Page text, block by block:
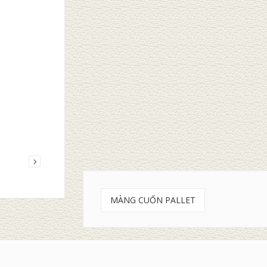
THÙNG NHỰA
Đọc tiếp Đọc
MÀNG CUỐN PALLET